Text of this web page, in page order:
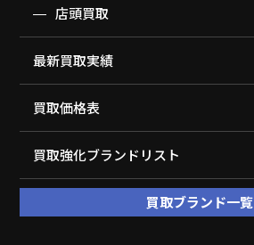
店頭買取
最新買取実績
買取価格表
買取強化ブランドリスト
買取ブランド一覧